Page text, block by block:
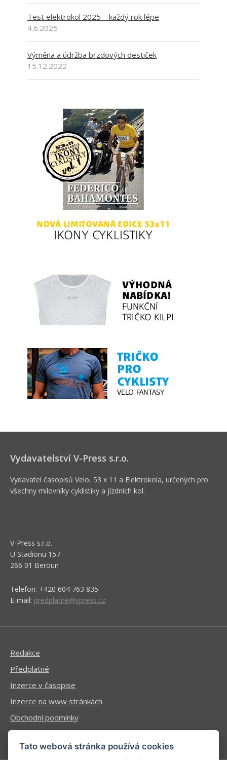
Test elektrokol 2025 – každý rok lépe
4.6.2025
Výměna a údržba brzdových destiček
15.12.2022
Vydavatelství V-Press s.r.o.
Vydavatel časopisů Velo, 53 x 11 a Elektrokola, určených pro
všechny milovníky cyklistiky a jízdních kol.
V-Press s.r.o.
U Stadionu 157
266 01 Beroun
Telefon: +420 604 763 835
E-mail: predplatne@vpress.cz
Redakce
Předplatné
Inzerce v časopise
Inzerce na www stránkách
Obchodní podmínky
Ochrana osobních údajů
Tato webová stránka používá cookies